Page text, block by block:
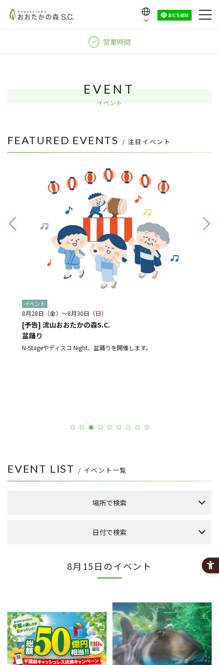
営業時間
EVENT
イベント
FEATURED EVENTS / 注目イベント
イベント
8月28日（金）～8月30日（日）
[予告] 流山おおたかの森S.C.
盆踊り
N-Stageやディスコ Night、盆踊りを開催します。
EVENT LIST / イベント一覧
場所で検索
本館 1F ウエストプラザ（タカシマヤフードメゾン側吹き抜け）
その他
全件表示
日付で検索
2026年 8月
2
3 4 6 7
8
9
11 12 13 14
15
16
17 18 19 20 21
22
23
24 25 26 27 28
29
30
31
8月15日のイベント